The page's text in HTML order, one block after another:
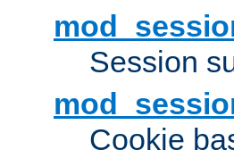
Session
Cookie